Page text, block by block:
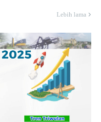
Lebih lama